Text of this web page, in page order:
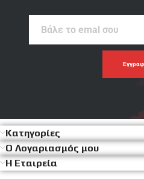
Κατηγορίες
Ο Λογαριασμός μου
Η Εταιρεία